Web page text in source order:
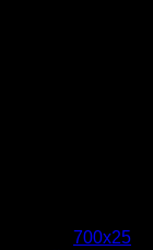
700x25